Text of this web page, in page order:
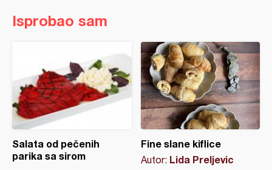
Isprobao sam
Salata od pečenih
parika sa sirom
Fine slane kiflice
Autor: Lida Preljevic